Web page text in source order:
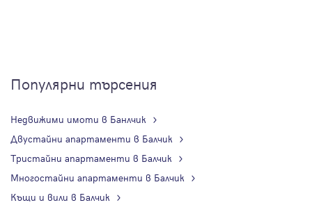
Популярни търсения
Недвижими имоти в Банлчик
Двустайни апартаменти в Балчик
Тристайни апартаменти в Балчик
Многостайни апартаменти в Балчик
Къщи и вили в Балчик